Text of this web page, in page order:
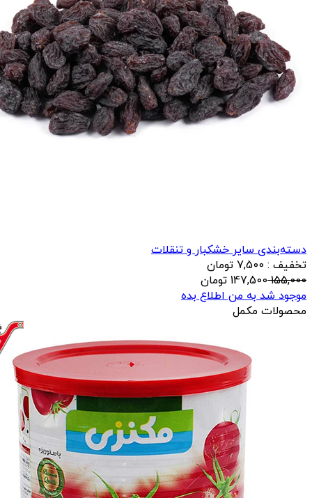
دسته‌بندی سایر خشکبار و تنقلات
تخفیف : 7,500 تومان
155,000
147,500 تومان
موجود شد به من اطلاع بده
محصولات مکمل